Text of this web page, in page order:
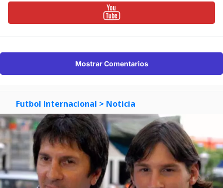
Mostrar Comentarios
Futbol Internacional > Noticia